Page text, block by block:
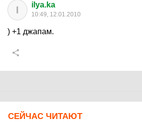
I ilya.ka
10:49, 12.01.2010
) +1 джапам.
СЕЙЧАС ЧИТАЮТ